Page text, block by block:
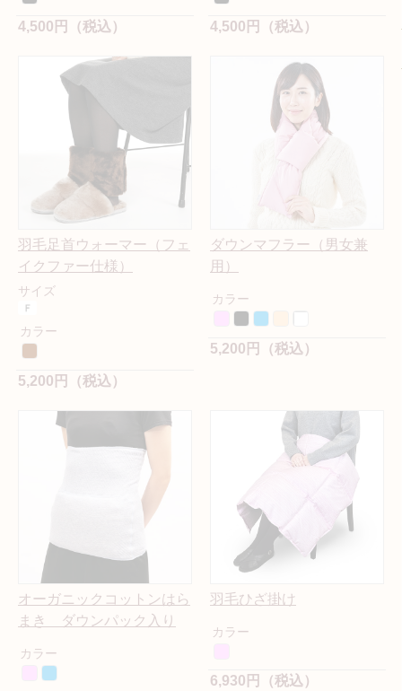
4,500円（税込） 4,500円（税込）
羽毛足首ウォーマー（フェ
イクファー仕様）
サイズ
カラー
5,200円（税込）
ダウンマフラー（男女兼
用）
カラー
5,200円（税込）
オーガニックコットンはら
まき ダウンパック入り
カラー
羽毛ひざ掛け
カラー
6,930円（税込）